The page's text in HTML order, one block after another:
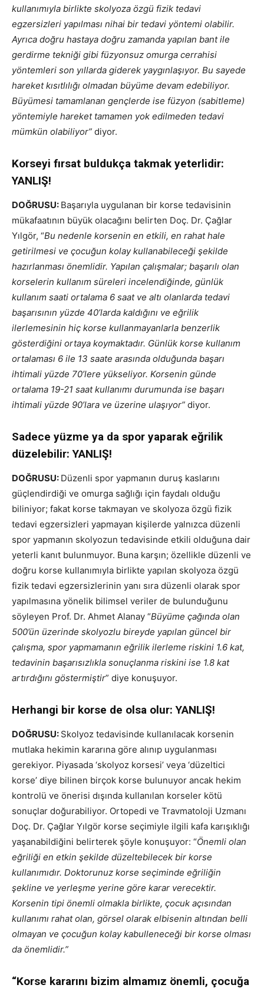
kullanımıyla birlikte skolyoza özgü fizik tedavi
egzersizleri yapılması nihai bir tedavi yöntemi olabilir.
Ayrıca doğru hastaya doğru zamanda yapılan bant ile
gerdirme tekniği gibi füzyonsuz omurga cerrahisi
yöntemleri son yıllarda giderek yaygınlaşıyor. Bu sayede
hareket kısıtlılığı olmadan büyüme devam edebiliyor.
Büyümesi tamamlanan gençlerde ise füzyon (sabitleme)
yöntemiyle hareket tamamen yok edilmeden tedavi
mümkün olabiliyor” diyor.
Korseyi fırsat buldukça takmak yeterlidir:
YANLIŞ!
DOĞRUSU: Başarıyla uygulanan bir korse tedavisinin
mükafaatının büyük olacağını belirten Doç. Dr. Çağlar
Yılgör, “Bu nedenle korsenin en etkili, en rahat hale
getirilmesi ve çocuğun kolay kullanabileceği şekilde
hazırlanması önemlidir. Yapılan çalışmalar; başarılı olan
korselerin kullanım süreleri incelendiğinde, günlük
kullanım saati ortalama 6 saat ve altı olanlarda tedavi
başarısının yüzde 40’larda kaldığını ve eğrilik
ilerlemesinin hiç korse kullanmayanlarla benzerlik
gösterdiğini ortaya koymaktadır. Günlük korse kullanım
ortalaması 6 ile 13 saate arasında olduğunda başarı
ihtimali yüzde 70’lere yükseliyor. Korsenin günde
ortalama 19-21 saat kullanımı durumunda ise başarı
ihtimali yüzde 90’lara ve üzerine ulaşıyor” diyor.
Sadece yüzme ya da spor yaparak eğrilik
düzelebilir: YANLIŞ!
DOĞRUSU: Düzenli spor yapmanın duruş kaslarını
güçlendirdiği ve omurga sağlığı için faydalı olduğu
biliniyor; fakat korse takmayan ve skolyoza özgü fizik
tedavi egzersizleri yapmayan kişilerde yalnızca düzenli
spor yapmanın skolyozun tedavisinde etkili olduğuna dair
yeterli kanıt bulunmuyor. Buna karşın; özellikle düzenli ve
doğru korse kullanımıyla birlikte yapılan skolyoza özgü
fizik tedavi egzersizlerinin yanı sıra düzenli olarak spor
yapılmasına yönelik bilimsel veriler de bulunduğunu
söyleyen Prof. Dr. Ahmet Alanay “Büyüme çağında olan
500’ün üzerinde skolyozlu bireyde yapılan güncel bir
çalışma, spor yapmamanın eğrilik ilerleme riskini 1.6 kat,
tedavinin başarısızlıkla sonuçlanma riskini ise 1.8 kat
artırdığını göstermiştir” diye konuşuyor.
Herhangi bir korse de olsa olur: YANLIŞ!
DOĞRUSU: Skolyoz tedavisinde kullanılacak korsenin
mutlaka hekimin kararına göre alınıp uygulanması
gerekiyor. Piyasada ‘skolyoz korsesi’ veya ‘düzeltici
korse’ diye bilinen birçok korse bulunuyor ancak hekim
kontrolü ve önerisi dışında kullanılan korseler kötü
sonuçlar doğurabiliyor. Ortopedi ve Travmatoloji Uzmanı
Doç. Dr. Çağlar Yılgör korse seçimiyle ilgili kafa karışıklığı
yaşanabildiğini belirterek şöyle konuşuyor: “Önemli olan
eğriliği en etkin şekilde düzeltebilecek bir korse
kullanımıdır. Doktorunuz korse seçiminde eğriliğin
şekline ve yerleşme yerine göre karar verecektir.
Korsenin tipi önemli olmakla birlikte, çocuk açısından
kullanımı rahat olan, görsel olarak elbisenin altından belli
olmayan ve çocuğun kolay kabulleneceği bir korse olması
da önemlidir.”
“Korse kararını bizim almamız önemli, çocuğa